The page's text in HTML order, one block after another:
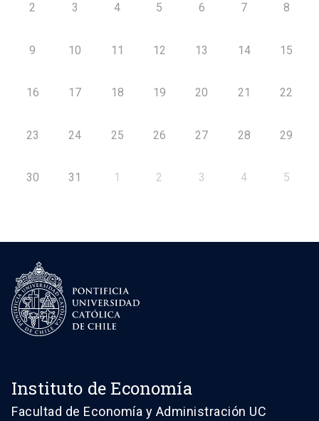
2 3 4 5 6 7 8
9 10 11 12 13 14 15
16 17 18 19 20 21 22
23 24 25 26 27 28 29
30 31 1 2 3 4 5
Instituto de Economía
Facultad de Economía y Administración UC